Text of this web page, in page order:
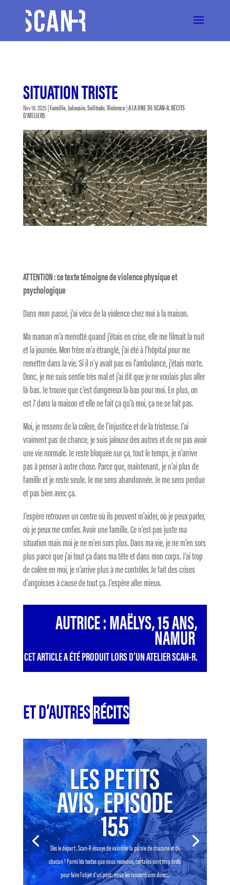
SITUATION TRISTE
Nov 18, 2025|Famille,Jalousie,Solitude,Violence|A LA UNE DE SCAN-R,RÉCITS
D'ATELIERS
ATTENTION : ce texte témoigne de violence physique et
psychologique
Dans mon passé, j’ai vécu de la violence chez moi à la maison.
Ma maman m’a menotté quand j’étais en crise, elle me filmait la nuit
et la journée. Mon frère m’a étranglé, j’ai été à l’hôpital pour me
remettre dans la vie. Si il n’y avait pas eu l’ambulance, j’étais morte.
Donc, je me suis sentie très mal et j’ai dit que je ne voulais plus aller
là-bas. Je trouve que c’est dangereux là-bas pour moi. En plus, on
est 7 dans la maison et elle ne fait ça qu’à moi, ça ne se fait pas.
Moi, je ressens de la colère, de l’injustice et de la tristesse. J’ai
vraiment pas de chance, je suis jalouse des autres et de ne pas avoir
une vie normale. Je reste bloquée sur ça, tout le temps, je n’arrive
pas à penser à autre chose. Parce que, maintenant, je n’ai plus de
famille et je reste seule. Je me sens abandonnée. Je me sens perdue
et pas bien avec ça.
J’espère retrouver un centre où ils peuvent m’aider, où je peux parler,
où je peux me confier. Avoir une famille. Ce n’est pas juste ma
situation mais moi je ne m’en sors plus. Dans ma vie, je ne m’en sors
plus parce que j’ai tout ça dans ma tête et dans mon corps. J’ai trop
de colère en moi, je n’arrive plus à me contrôler. Je fait des crises
d’angoisses à cause de tout ça. J’espère aller mieux.
AUTRICE : MAËLYS, 15 ANS,
NAMUR
CET ARTICLE A ÉTÉ PRODUIT LORS D’UN ATELIER SCAN-R.
ET D’AUTRESRÉCITS
LES PETITS
AVIS, EPISODE
155
Dès le départ, Scan-R essaye de valoriser la parole de chacune et de
chacun ! Parmi les textes que nous recevons, certains sont trop brefs
pour faire l’objet d’un post, nous les rassemblons donc...